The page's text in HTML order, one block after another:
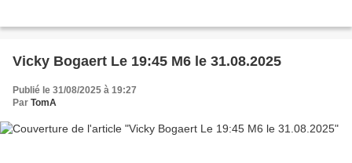
Vicky Bogaert Le 19:45 M6 le 31.08.2025
Publié le 31/08/2025 à 19:27
Par TomA